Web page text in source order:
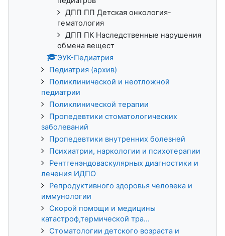
ДПП ПП Детская онкология-
гематология
ДПП ПК Наследственные нарушения
обмена вещест
ЭУК-Педиатрия
Педиатрия (архив)
Поликлинической и неотложной
педиатрии
Поликлинической терапии
Пропедевтики стоматологических
заболеваний
Пропедевтики внутренних болезней
Психиатрии, наркологии и психотерапии
Рентгенэндоваскулярных диагностики и
лечения ИДПО
Репродуктивного здоровья человека и
иммунологии
Скорой помощи и медицины
катастроф,термической тра...
Стоматологии детского возраста и